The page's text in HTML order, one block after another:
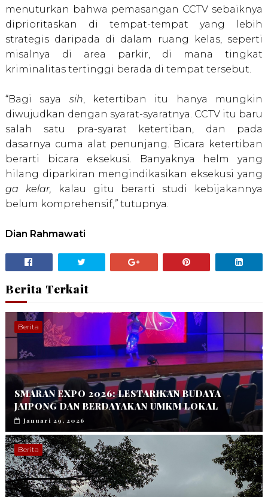
menuturkan bahwa pemasangan CCTV sebaiknya
diprioritaskan di tempat-tempat yang lebih
strategis daripada di dalam ruang kelas, seperti
misalnya di area parkir, di mana tingkat
kriminalitas tertinggi berada di tempat tersebut.
“Bagi saya sih, ketertiban itu hanya mungkin
diwujudkan dengan syarat-syaratnya. CCTV itu baru
salah satu pra-syarat ketertiban, dan pada
dasarnya cuma alat penunjang. Bicara ketertiban
berarti bicara eksekusi. Banyaknya helm yang
hilang diparkiran mengindikasikan eksekusi yang
ga kelar,
kalau gitu berarti studi kebijakannya
belum komprehensif,” tutupnya.
Dian Rahmawati
Berita Terkait
Berita
SMARAN EXPO 2026: LESTARIKAN BUDAYA
JAIPONG DAN BERDAYAKAN UMKM LOKAL
Januari 29, 2026
Berita